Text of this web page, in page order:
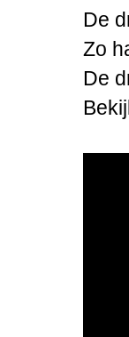
De
Zo
De